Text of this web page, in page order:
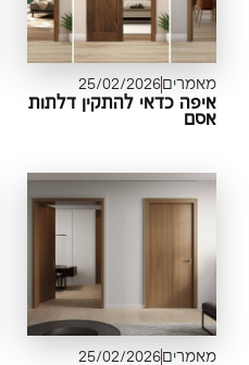
25/02/2026
כדאי להתקין דלתות
25/02/2026